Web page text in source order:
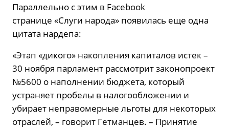
Параллельно с этим в Facebook
странице «Слуги народа» появилась еще одна
цитата нардепа:
«Этап «дикого» накопления капиталов истек –
30 ноября парламент рассмотрит законопроект
№5600 о наполнении бюджета, который
устраняет пробелы в налогообложении и
убирает неправомерные льготы для некоторых
отраслей, – говорит Гетманцев. – Принятие